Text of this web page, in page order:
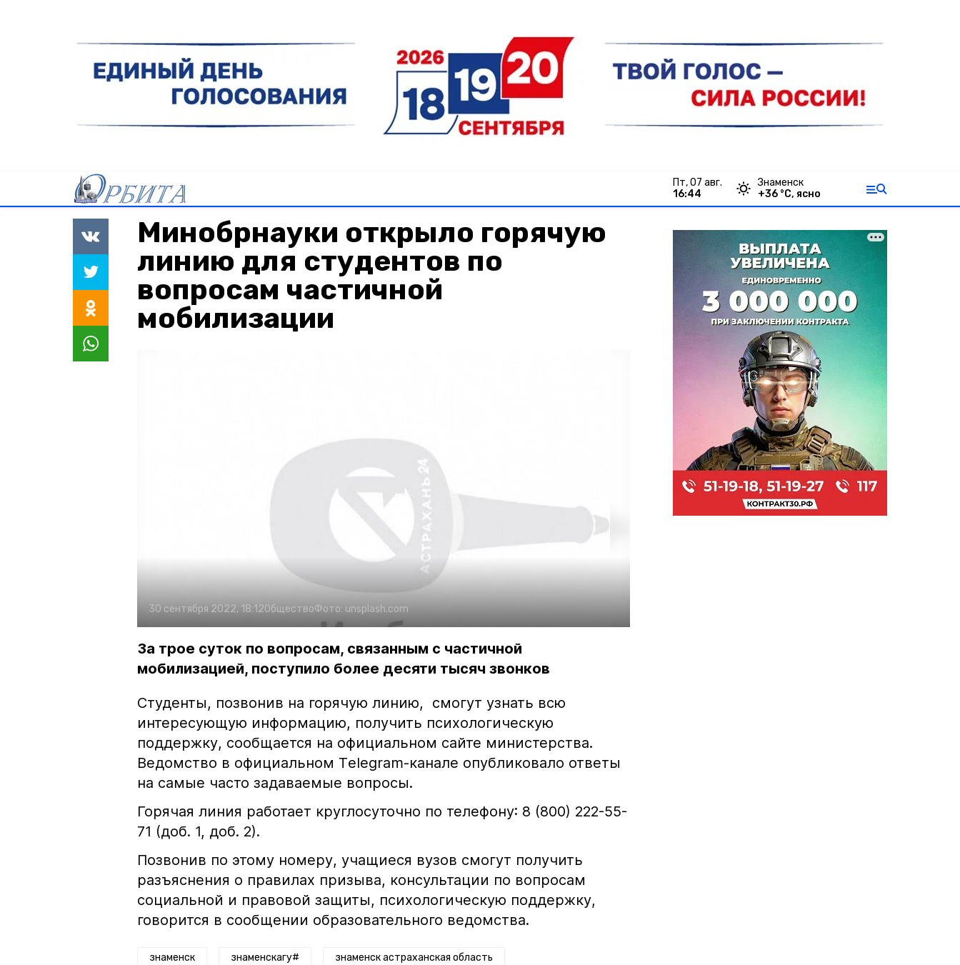
пт, 07 авг.
16:44
Знаменск
+36 °С, ясно
Минобрнауки открыло горячую
линию для студентов по
вопросам частичной
мобилизации
30 сентября 2022, 18:12ОбществоФото: unsplash.com
За трое суток по вопросам, связанным с частичной
мобилизацией, поступило более десяти тысяч звонков
Студенты, позвонив на горячую линию, смогут узнать всю
интересующую информацию, получить психологическую
поддержку, сообщается на официальном сайте министерства.
Ведомство в официальном Тelegram-канале опубликовало ответы
на самые часто задаваемые вопросы.
Горячая линия работает круглосуточно по телефону: 8 (800) 222-55-
71 (доб. 1, доб. 2).
Позвонив по этому номеру, учащиеся вузов смогут получить
разъяснения о правилах призыва, консультации по вопросам
социальной и правовой защиты, психологическую поддержку,
говорится в сообщении образовательного ведомства.
знаменск знаменскагу# знаменск астраханская область